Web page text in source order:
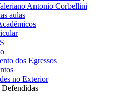
Antonio Corbellini
aulas
dos Egressos
no Exterior
Defendidas